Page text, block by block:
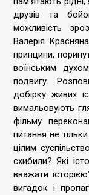
друзів та
можливість
Валерія
принципи,
воїнським
подвигу.
добірку живих
вимальовують
фільму
питання не
цілим
схибили? Які
вважати
вигадок і